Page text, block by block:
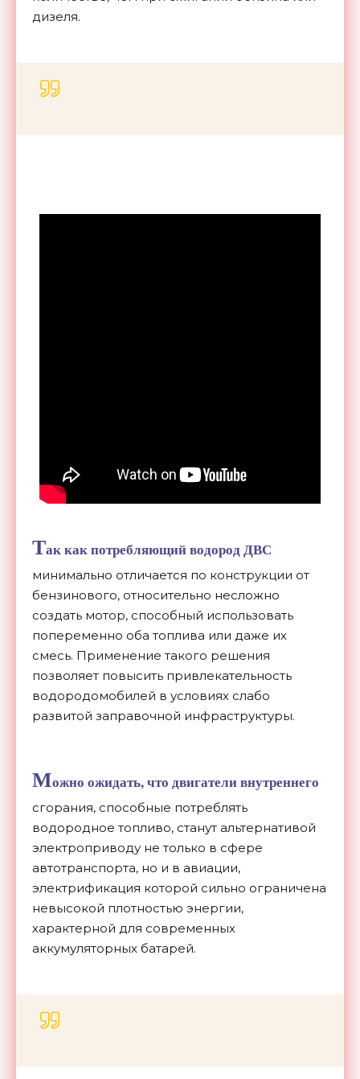
дизеля.
Так как потребляющий водород ДВС
минимально отличается по конструкции от
бензинового, относительно несложно
создать мотор, способный использовать
попеременно оба топлива или даже их
смесь. Применение такого решения
позволяет повысить привлекательность
водородомобилей в условиях слабо
развитой заправочной инфраструктуры.
Можно ожидать, что двигатели внутреннего
сгорания, способные потреблять
водородное топливо, станут альтернативой
электроприводу не только в сфере
автотранспорта, но и в авиации,
электрификация которой сильно ограничена
невысокой плотностью энергии,
характерной для современных
аккумуляторных батарей.